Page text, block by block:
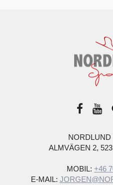
NORDLUND
ALMVÄGEN 2,
MOBIL: +46
E-MAIL: